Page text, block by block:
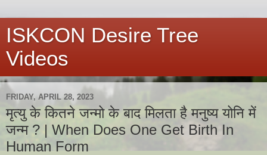
ISKCON Desire Tree
Videos
FRIDAY, APRIL 28, 2023
मृत्यु के कितने जन्मो के बाद मिलता है मनुष्य योनि में
जन्म ? | When Does One Get Birth In
Human Form